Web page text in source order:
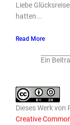
Liebe
hatten...
Read More
Ein
DiesesWerkvon
Creative